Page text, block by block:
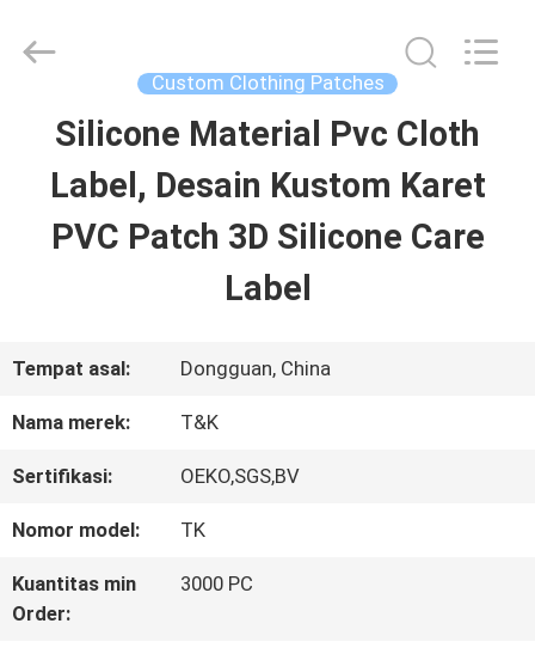
RUMAH
PRODUK
KITA
PABRIK
KONTROL
Garment
Accessories
Custom Clothing Patches
Silicone Material Pvc Cloth
Label, Desain Kustom Karet
PVC Patch 3D Silicone Care
Label
Tempat asal: Dongguan, China
Nama merek: T&K
Sertifikasi: OEKO,SGS,BV
Nomor model: TK
Kuantitas min
Order:
3000 PC